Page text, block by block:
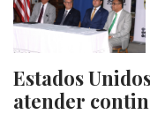
Estados
atender